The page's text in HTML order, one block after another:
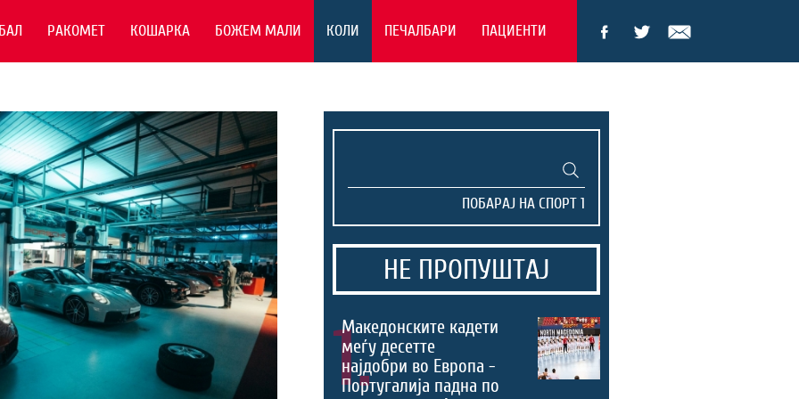
РАКОМЕТ КОШАРКА БОЖЕМ МАЛИ КОЛИ ПЕЧАЛБАРИ ПАЦИЕНТИ
НЕ ПРОПУШТАЈ
1.
Македонските кадети
меѓу десетте
најдобри во Европа -
Португалија падна по